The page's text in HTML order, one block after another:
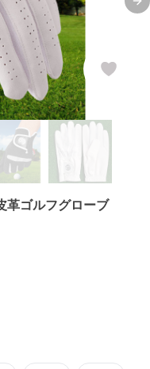
革ゴルフグローブ